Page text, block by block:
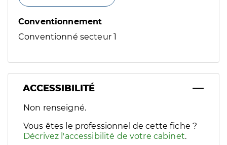
Conventionnement
Conventionné secteur 1
ACCESSIBILITÉ
Filtres
Sélectionnez un ou plusieurs handicaps/besoins
Non renseigné.
Vous êtes le professionnel de cette fiche ?
Décrivez l'accessibilité de votre cabinet.